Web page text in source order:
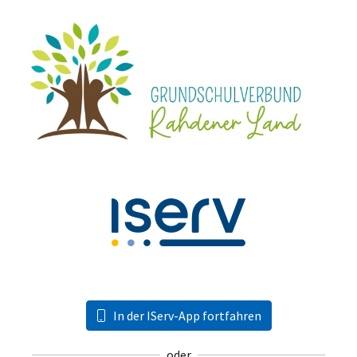
In der IServ-App fortfahren